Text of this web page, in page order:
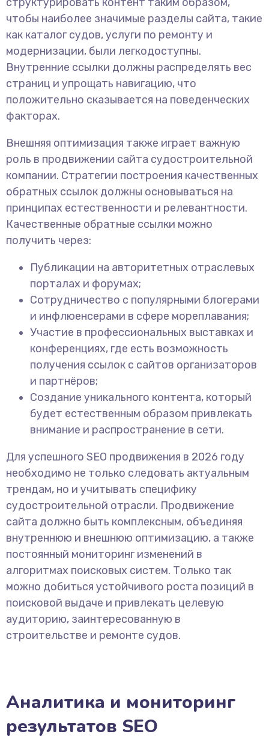
чтобы наиболее значимые разделы сайта, такие
как каталог судов, услуги по ремонту и
модернизации, были легкодоступны.
Внутренние ссылки должны распределять вес
страниц и упрощать навигацию, что
положительно сказывается на поведенческих
факторах.
Внешняя оптимизация также играет важную
роль в продвижении сайта судостроительной
компании. Стратегии построения качественных
обратных ссылок должны основываться на
принципах естественности и релевантности.
Качественные обратные ссылки можно
получить через:
Публикации на авторитетных отраслевых
порталах и форумах;
Сотрудничество с популярными блогерами
и инфлюенсерами в сфере мореплавания;
Участие в профессиональных выставках и
конференциях, где есть возможность
получения ссылок с сайтов организаторов
и партнёров;
Создание уникального контента, который
будет естественным образом привлекать
внимание и распространение в сети.
Для успешного SEO продвижения в 2026 году
необходимо не только следовать актуальным
трендам, но и учитывать специфику
судостроительной отрасли. Продвижение
сайта должно быть комплексным, объединяя
внутреннюю и внешнюю оптимизацию, а также
постоянный мониторинг изменений в
алгоритмах поисковых систем. Только так
можно добиться устойчивого роста позиций в
поисковой выдаче и привлекать целевую
аудиторию, заинтересованную в
строительстве и ремонте судов.
Аналитика и мониторинг
результатов SEO